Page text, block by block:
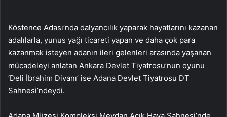
Köstence Adası’nda dalyancılık yaparak hayatlarını kazanan
adalılarla, yunus yağı ticareti yapan ve daha çok para
kazanmak isteyen adanın ileri gelenleri arasında yaşanan
mücadeleyi anlatan Ankara Devlet Tiyatrosu’nun oyunu
‘Deli İbrahim Divanı’ ise Adana Devlet Tiyatrosu DT
Sahnesi’ndeydi.